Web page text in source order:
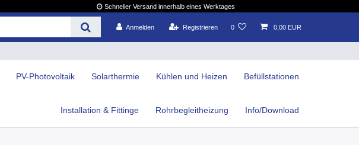
Schneller Versand innerhalb eines Werktages
Anmelden Registrieren 0 0,00 EUR
PV-Photovoltaik Solarthermie Kühlen und Heizen Befüllstationen
Installation & Fittinge Rohrbegleitheizung Info/Download